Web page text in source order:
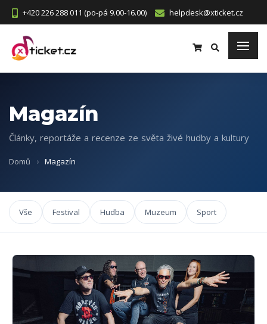
+420 226 288 011 (po-pá 9.00-16.00) helpdesk@xticket.cz
Magazín
Články, reportáže a recenze ze světa živé hudby a kultury
Domů Magazín
Vše Festival Hudba Muzeum Sport